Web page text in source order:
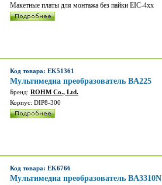
Макетные платы для монтажа без пайки EIC-4xx
Код товара: EK51361
Мультимедиа преобразователь BA225
Бренд: ROHM Co., Ltd.
Корпус: DIP8-300
Код товара: EK6766
Мультимедиа преобразователь BA3310N